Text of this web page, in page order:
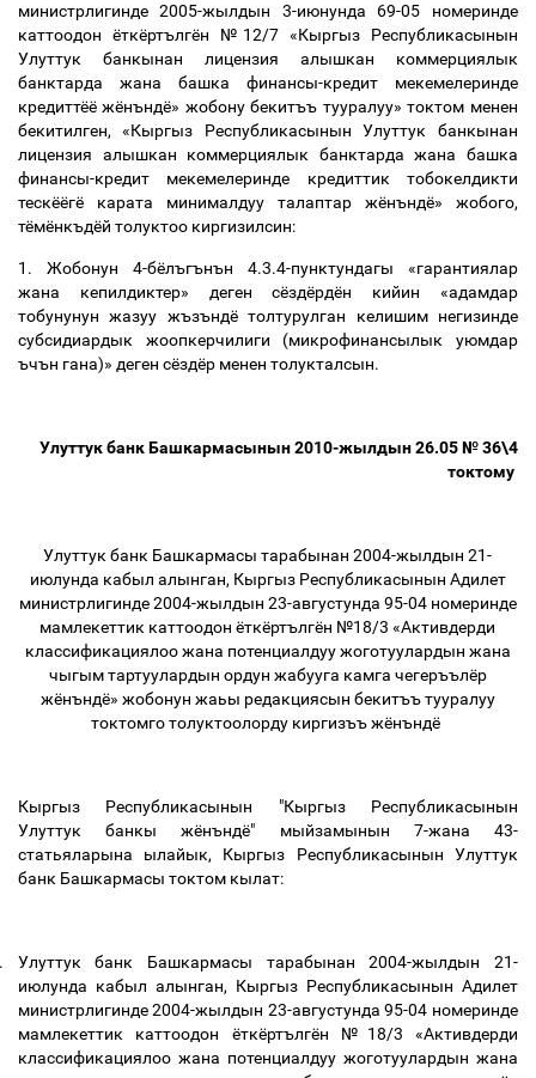
министрлигинде 2005-жылдын 3-июнунда 69-05 номеринде
каттоодон ёткёртългён №12/7 «Кыргыз Республикасынын
Улуттук банкынан лицензия алышкан коммерциялык
банктарда жана башка финансы-кредит мекемелеринде
кредиттёё жёнъндё» жобону бекитъъ тууралуу»токтом менен
бекитилген, «Кыргыз Республикасынын Улуттук банкынан
лицензия алышкан коммерциялык банктарда жана башка
финансы-кредит мекемелеринде кредиттик тобокелдикти
тескёёгё карата минималдуу талаптар жёнъндё» жобого,
тёмёнкъдёй толуктоо киргизилсин:
1. Жобонун 4-бёлъгънън 4.3.4-пунктундагы «гарантиялар
жана кепилдиктер» деген сёздёрдён кийин «адамдар
тобунунун жазуу жъзъндё толтурулган келишим негизинде
субсидиардык жоопкерчилиги (микрофинансылык уюмдар
ъчън гана)» деген сёздёр менен толукталсын.
Улуттук банк Башкармасынын 2010-жылдын 26.05 № 36\4
токтому
Улуттук банк Башкармасы тарабынан 2004-жылдын 21-
июлунда кабыл алынган, Кыргыз Республикасынын Адилет
министрлигинде 2004-жылдын 23-августунда 95-04 номеринде
мамлекеттик каттоодон ёткёртългён №18/3 «Активдерди
классификациялоо жана потенциалдуу жоготуулардын жана
чыгым тартуулардын ордун жабууга камга чегеръълёр
жёнъндё» жобонун жаьы редакциясын бекитъъ тууралуу
токтомго толуктоолорду киргизъъ жёнъндё
Кыргыз Республикасынын "Кыргыз Республикасынын
Улуттук банкы жёнъндё" мыйзамынын 7-жана 43-
статьяларына ылайык, Кыргыз Республикасынын Улуттук
банк Башкармасы токтом кылат:
Улуттук банк Башкармасы тарабынан 2004-жылдын 21-
июлунда кабыл алынган, Кыргыз Республикасынын Адилет
министрлигинде 2004-жылдын 23-августунда 95-04 номеринде
мамлекеттик каттоодон ёткёртългён №18/3 «Активдерди
классификациялоо жана потенциалдуу жоготуулардын жана